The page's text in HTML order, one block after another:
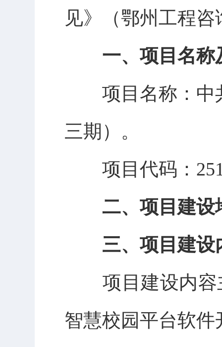
见》（鄂州工程咨
一、 项目 名称
项目名称：中
三期）。
项目代码：
二、项目建设
三、 项目建设
项目建设内
智慧校园平台软